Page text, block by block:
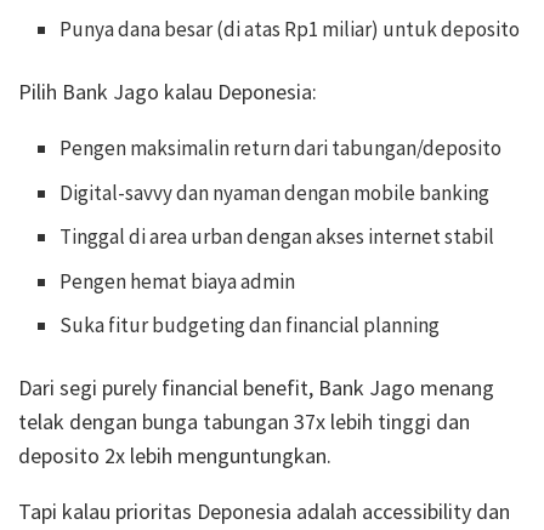
Punya dana besar (di atas Rp1 miliar) untuk deposito
Pilih Bank Jago kalau Deponesia:
Pengen maksimalin return dari tabungan/deposito
Digital-savvy dan nyaman dengan mobile banking
Tinggal di area urban dengan akses internet stabil
Pengen hemat biaya admin
Suka fitur budgeting dan financial planning
Dari segi purely financial benefit, Bank Jago menang
telak dengan bunga tabungan 37x lebih tinggi dan
deposito 2x lebih menguntungkan.
Tapi kalau prioritas Deponesia adalah accessibility dan